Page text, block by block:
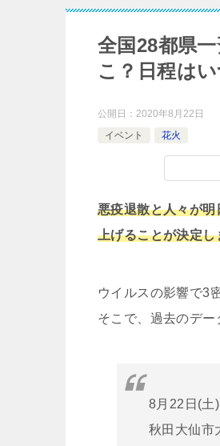
全国28都県
こ？日程は
公開日： 2020年8月22日
イベント
花火
悪疫退散と人々が
上げることが決定し
ウイルスの影響で3
そこで、過去のデー
8月22日(土)
秋田大仙市